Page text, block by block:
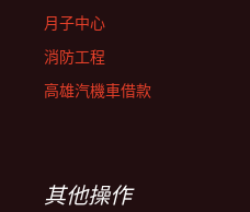
月子中心
消防工程
高雄汽機車借款
其他操作